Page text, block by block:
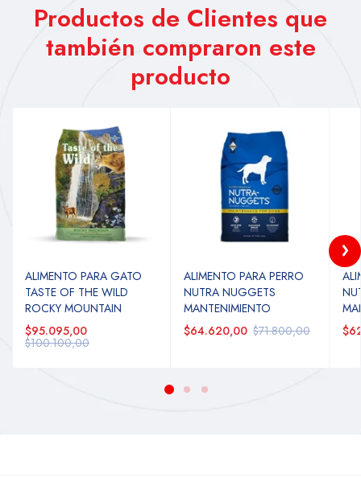
Productos de Clientes que
también compraron este
producto
ALIMENTO PARA GATO
TASTE OF THE WILD
ROCKY MOUNTAIN
$95.095,00
$100.100,00
ALIMENTO PARA PERRO
NUTRA NUGGETS
MANTENIMIENTO
$64.620,00 $71.800,00